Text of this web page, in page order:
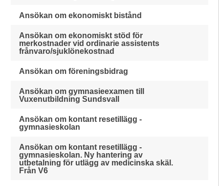
Ansökan om ekonomiskt bistånd
Ansökan om ekonomiskt stöd för
merkostnader vid ordinarie assistents
frånvaro/sjuklönekostnad
Ansökan om föreningsbidrag
Ansökan om gymnasieexamen till
Vuxenutbildning Sundsvall
Ansökan om kontant resetillägg -
gymnasieskolan
Ansökan om kontant resetillägg -
gymnasieskolan. Ny hantering av
utbetalning för utlägg av medicinska skäl.
Från V6